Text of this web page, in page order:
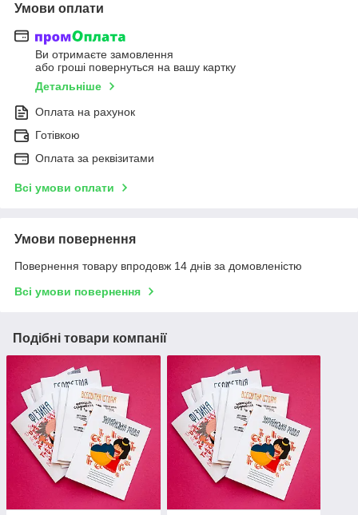
Умови оплати
Ви отримаєте замовлення
або гроші повернуться на вашу картку
Детальніше
Оплата на рахунок
Готівкою
Оплата за реквізитами
Всі умови оплати
Умови повернення
Повернення товару впродовж 14 днів за домовленістю
Всі умови повернення
Подібні товари компанії